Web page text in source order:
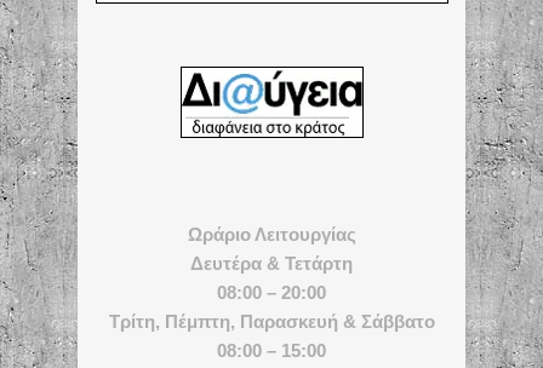
Ωράριο Λειτουργίας
Δευτέρα & Τετάρτη
08:00 – 20:00
Τρίτη, Πέμπτη, Παρασκευή & Σάββατο
08:00 – 15:00